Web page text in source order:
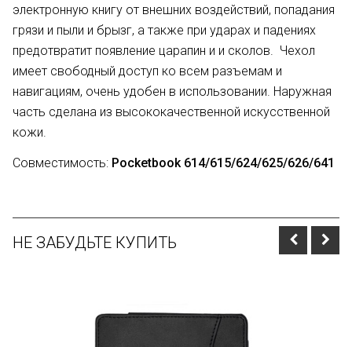
электронную книгу от внешних воздействий, попадания
грязи и пыли и брызг, а также при ударах и падениях
предотвратит появление царапин и и сколов. Чехол
имеет свободный доступ ко всем разъемам и
навигациям, очень удобен в использовании. Наружная
часть сделана из высококачественной искусственной
кожи.
Совместимость: Pocketbook 614/615/624/625/626/641
НЕ ЗАБУДЬТЕ КУПИТЬ